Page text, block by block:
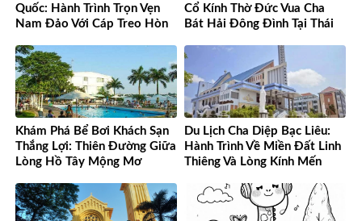
Quốc: Hành Trình Trọn Vẹn
Nam Đảo Với Cáp Treo Hòn
Cổ Kính Thờ Đức Vua Cha
Bát Hải Đông Đình Tại Thái
Khám Phá Bể Bơi Khách Sạn
Thắng Lợi: Thiên Đường Giữa
Lòng Hồ Tây Mộng Mơ
Du Lịch Cha Diệp Bạc Liêu:
Hành Trình Về Miền Đất Linh
Thiêng Và Lòng Kính Mến